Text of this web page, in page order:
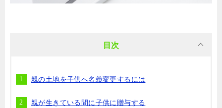
目次
親の土地を子供へ名義変更するには
親が生きている間に子供に贈与する